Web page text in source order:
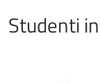
Studenti